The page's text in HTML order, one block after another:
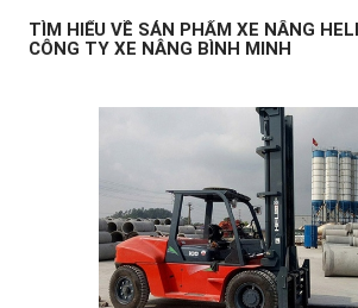
TÌM HIỂU VỀ SẢN PHẨM XE NÂNG
CÔNG TY XE NÂNG BÌNH MINH